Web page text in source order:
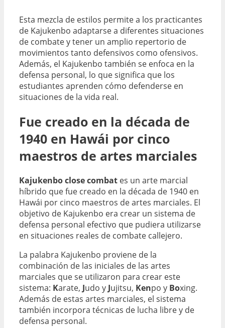
Esta mezcla de estilos permite a los practicantes
de Kajukenbo adaptarse a diferentes situaciones
de combate y tener un amplio repertorio de
movimientos tanto defensivos como ofensivos.
Además, el Kajukenbo también se enfoca en la
defensa personal, lo que significa que los
estudiantes aprenden cómo defenderse en
situaciones de la vida real.
Fue creado en la década de
1940 en Hawái por cinco
maestros de artes marciales
Kajukenbo close combat es un arte marcial
híbrido que fue creado en la década de 1940 en
Hawái por cinco maestros de artes marciales. El
objetivo de Kajukenbo era crear un sistema de
defensa personal efectivo que pudiera utilizarse
en situaciones reales de combate callejero.
La palabra Kajukenbo proviene de la
combinación de las iniciales de las artes
marciales que se utilizaron para crear este
sistema: Karate, Judo y Jujitsu, Kenpo y Boxing.
Además de estas artes marciales, el sistema
también incorpora técnicas de lucha libre y de
defensa personal.